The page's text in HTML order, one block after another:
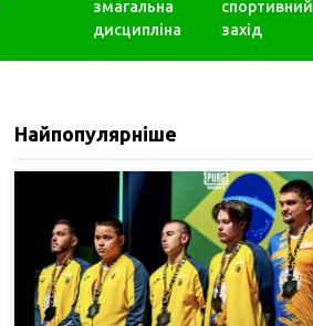
змагальна
дисципліна
спортивний
захід
Найпопулярніше